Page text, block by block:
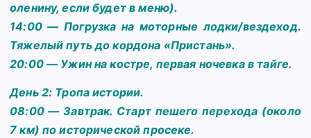
оленину, если будет в меню).
14:00 — Погрузка на моторные лодки/вездеход.
Тяжелый путь до кордона «Пристань».
20:00 — Ужин на костре, первая ночевка в тайге.
День 2: Тропа истории.
08:00 — Завтрак. Старт пешего перехода (около
7 км) по исторической просеке.